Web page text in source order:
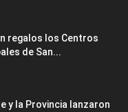
regalos los Centros
de San...
y la Provincia lanzaron